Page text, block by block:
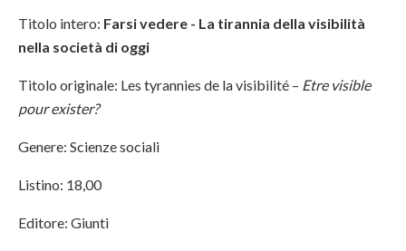
Titolo intero: Farsi vedere - La tirannia della visibilità
nella società di oggi
Titolo originale: Les tyrannies de la visibilité – Etre visible
pour exister?
Genere: Scienze sociali
Listino: 18,00
Editore: Giunti